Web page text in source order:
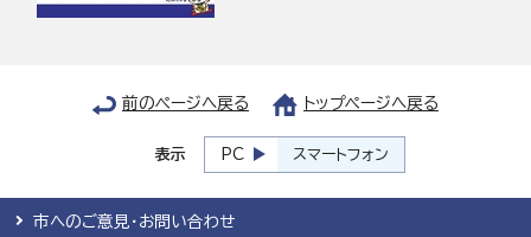
前のページへ戻る トップページへ戻る
表示 PC スマートフォン
市へのご意見・お問い合わせ